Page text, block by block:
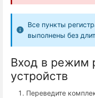
Все пункты
выполнены без
Вход в режим
устройств
Переведите